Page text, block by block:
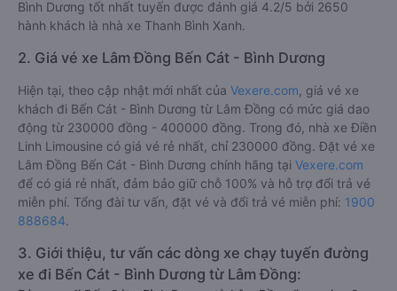
Bình Dương tốt nhất tuyến được đánh giá 4.2/5 bởi 2650
hành khách là nhà xe Thanh Bình Xanh.
2. Giá vé xe Lâm Đồng Bến Cát - Bình Dương
Hiện tại, theo cập nhật mới nhất của Vexere.com , giá vé xe
khách đi Bến Cát - Bình Dương từ Lâm Đồng có mức giá dao
động từ 230000 đồng - 400000 đồng. Trong đó, nhà xe Điền
Linh Limousine có giá vé rẻ nhất, chỉ 230000 đồng. Đặt vé xe
Lâm Đồng Bến Cát - Bình Dương chính hãng tại Vexere.com
để có giá rẻ nhất, đảm bảo giữ chỗ 100% và hỗ trợ đổi trả vé
miễn phí. Tổng đài tư vấn, đặt vé và đổi trả vé miễn phí: 1900
888684.
3. Giới thiệu, tư vấn các dòng xe chạy tuyến đường
xe đi Bến Cát - Bình Dương từ Lâm Đồng: